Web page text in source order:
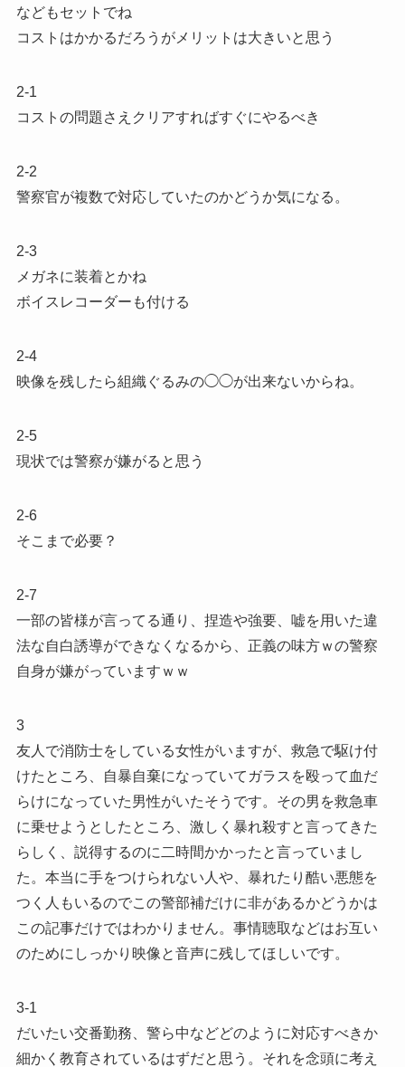
などもセットでね
コストはかかるだろうがメリットは大きいと思う
2-1
コストの問題さえクリアすればすぐにやるべき
2-2
警察官が複数で対応していたのかどうか気になる。
2-3
メガネに装着とかね
ボイスレコーダーも付ける
2-4
映像を残したら組織ぐるみの◯◯が出来ないからね。
2-5
現状では警察が嫌がると思う
2-6
そこまで必要？
2-7
一部の皆様が言ってる通り、捏造や強要、嘘を用いた違
法な自白誘導ができなくなるから、正義の味方ｗの警察
自身が嫌がっていますｗｗ
3
友人で消防士をしている女性がいますが、救急で駆け付
けたところ、自暴自棄になっていてガラスを殴って血だ
らけになっていた男性がいたそうです。その男を救急車
に乗せようとしたところ、激しく暴れ殺すと言ってきた
らしく、説得するのに二時間かかったと言っていまし
た。本当に手をつけられない人や、暴れたり酷い悪態を
つく人もいるのでこの警部補だけに非があるかどうかは
この記事だけではわかりません。事情聴取などはお互い
のためにしっかり映像と音声に残してほしいです。
3-1
だいたい交番勤務、警ら中などどのように対応すべきか
細かく教育されているはずだと思う。それを念頭に考え